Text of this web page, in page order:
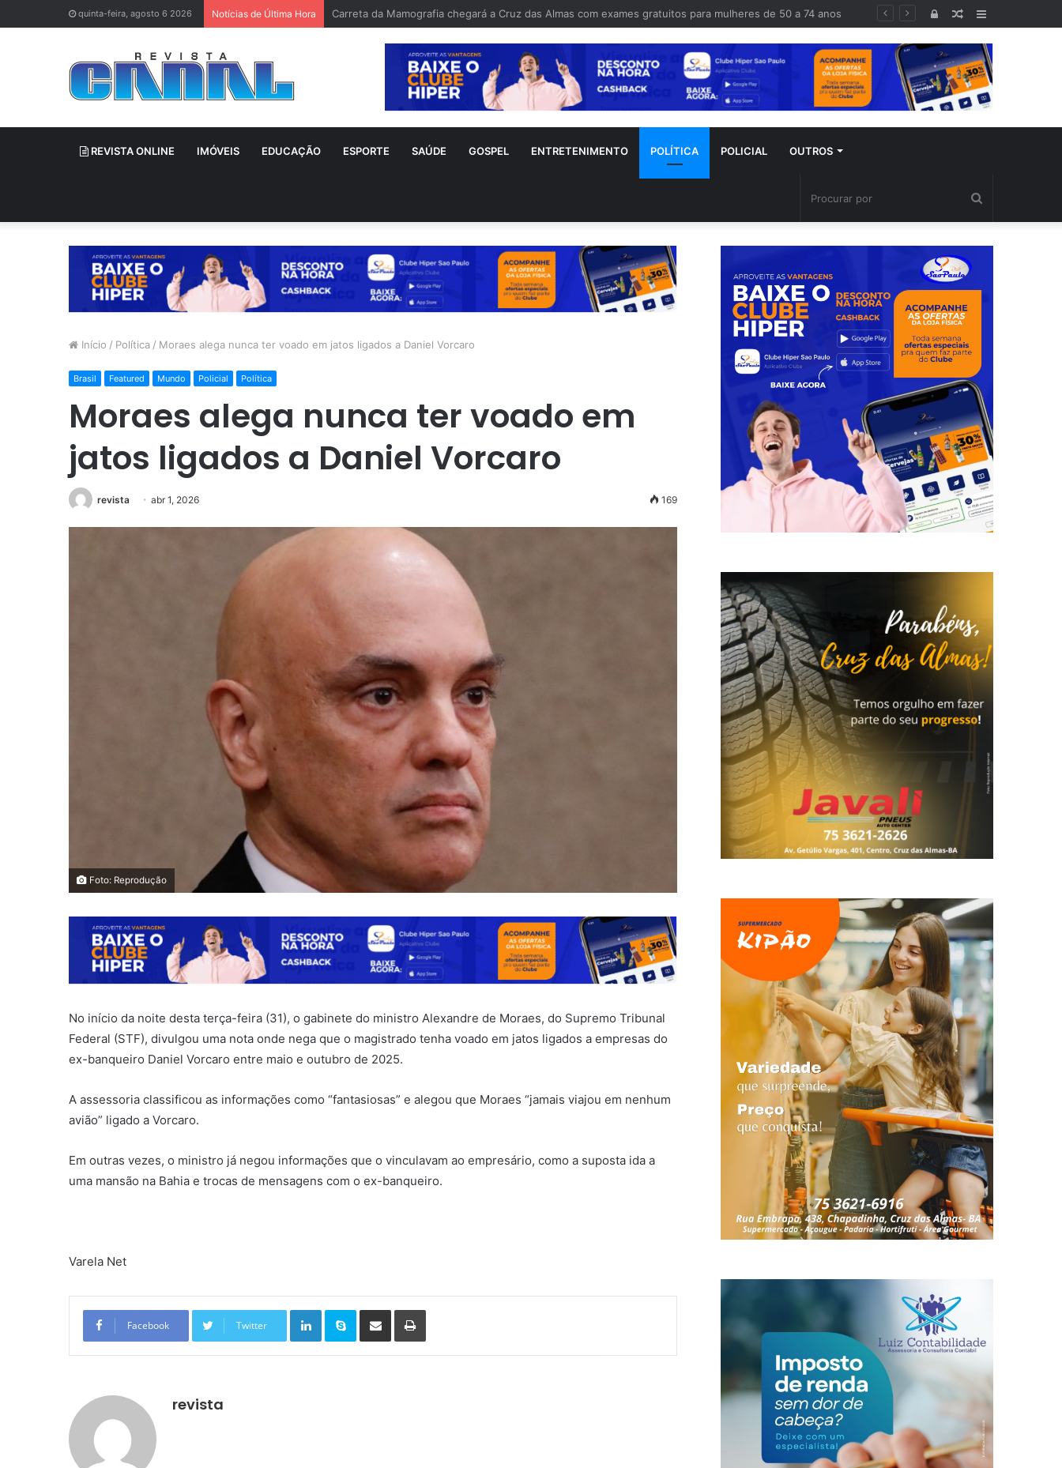
quinta-feira, agosto 6 2026 Notícias de Última Hora Bruno Gagliasso é alvo críticas após reclamar de lanchonete fechada: “Fecharam 10 minutos mais cedo”
Lateral
Artigo
aleatório
Entrar
REVISTA ONLINE IMÓVEIS EDUCAÇÃO ESPORTE SAÚDE GOSPEL ENTRETENIMENTO POLÍTICA POLICIAL OUTROS
por
Início / Política / Moraes alega nunca ter voado em jatos ligados a Daniel Vorcaro
Brasil Featured Mundo Policial Política
Moraes alega nunca ter voado em
jatos ligados a Daniel Vorcaro
revista abr 1, 2026 169
Foto: Reprodução
No início da noite desta terça-feira (31), o gabinete do ministro Alexandre de Moraes, do Supremo Tribunal
Federal (STF), divulgou uma nota onde nega que o magistrado tenha voado em jatos ligados a empresas do
ex-banqueiro Daniel Vorcaro entre maio e outubro de 2025.
A assessoria classificou as informações como “fantasiosas” e alegou que Moraes “jamais viajou em nenhum
avião” ligado a Vorcaro.
Em outras vezes, o ministro já negou informações que o vinculavam ao empresário, como a suposta ida a
uma mansão na Bahia e trocas de mensagens com o ex-banqueiro.
Varela Net
Facebook Twitter
Linkedin Skype
revista